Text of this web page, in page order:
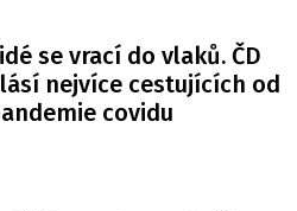
se vrací do vlaků. ČD
nejvíce cestujících od
covidu